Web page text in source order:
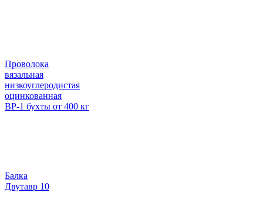
Проволока
вязальная
низкоуглеродистая
оцинкованная
ВР-1 бухты от 400 кг
Балка
Двутавр 10